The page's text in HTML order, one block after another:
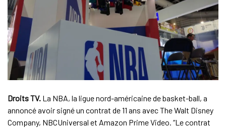
Droits TV.La NBA, la ligue nord-américaine de basket-ball, a
annoncé avoir signé un contrat de 11 ans avec The Walt Disney
Company, NBCUniversal et Amazon Prime Video. “Le contrat